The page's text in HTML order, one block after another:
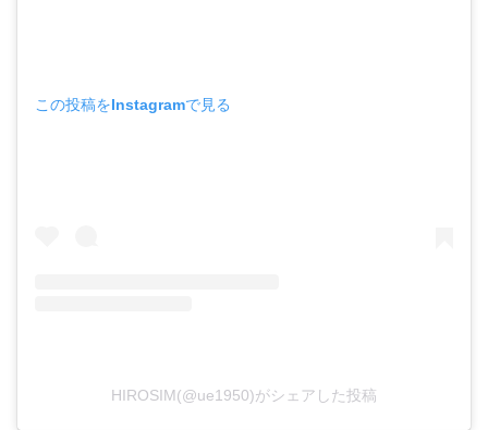
この投稿をInstagramで見る
HIROSIM(@ue1950)がシェアした投稿